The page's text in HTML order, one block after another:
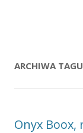
ARCHIWA
Onyx Boox,